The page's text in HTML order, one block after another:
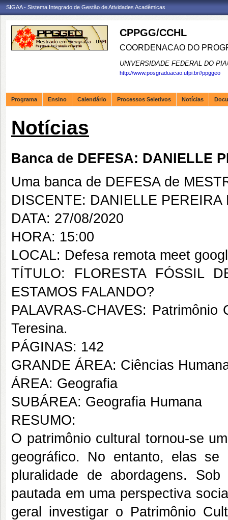
SIGAA - Sistema Integrado de Gestão de Atividades Acadêmicas
CPPGG/CCHL
COORDENACAO DO
UNIVERSIDADE FEDERAL DO
http://www.posgraduacao.ufpi.br//ppggeo
Programa Ensino Calendário Processos Seletivos Notícias
Notícias
Banca de DEFESA: DANIELLE
Uma banca de DEFESA de
DISCENTE: DANIELLE PEREIRA
DATA: 27/08/2020
HORA: 15:00
LOCAL: Defesa remota meet
TÍTULO: FLORESTA FÓSSIL
ESTAMOS FALANDO?
PALAVRAS-CHAVES:
Teresina.
PÁGINAS: 142
GRANDE ÁREA: Ciências
ÁREA: Geografia
SUBÁREA: Geografia Humana
RESUMO:
O patrimônio cultural tornou-se
geográfico. No entanto, elas se
pluralidade de abordagens.
pautada em uma perspectiva
geral investigar o Patrimônio